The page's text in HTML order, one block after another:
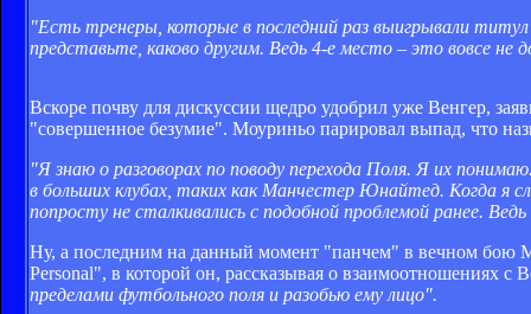
"Есть тренеры, которые в последний раз выигрывали
представьте, каково другим. Ведь 4-е место – это вовсе не
Вскоре почву для дискуссии щедро удобрил уже Венгер,
"совершенное безумие". Моуриньо парировал выпад, что
"Я знаю о разговорах по поводу перехода Поля. Я их
в больших клубах, таких как Манчестер Юнайтед. Когда
попросту не сталкивались с подобной проблемой ранее.
Ну, а последним на данный момент "панчем" в вечном бою
Personal", в которой он, рассказывая о взаимоотношениях
пределами футбольного поля и разобью ему лицо".